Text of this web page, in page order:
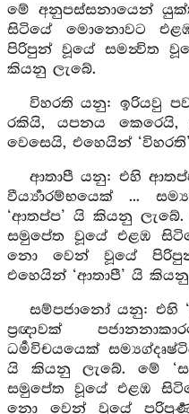
මේ අනුපස්සනායෙන්
සිටියේ මොනොවට
පිරිපුන් වූයේ සමන්‍විත
කියනු ලැබේ.
විහරති යනු: ඉරියවු
රකියි, යපනය කෙරෙයි,
වෙසෙයි, එහෙයින්
ආතාපී යනු: එහි
වීර්‍ය්‍යාරම්භයෙක් ...
‘ආතප්ප’ යි කියනු
සමුපේත වූයේ එළඹ
නො වෙන් වූයේ
එහෙයින් ‘ආතාපී’ යි කියනු
සම්පජානෝ යනු: එහි
ප්‍රඥාවක්
ධර්‍මවිචයයෙක්
යි කියනු ලැබේ. මේ
සමුපේත වූයේ එළඹ
නො වෙන් වූයේ